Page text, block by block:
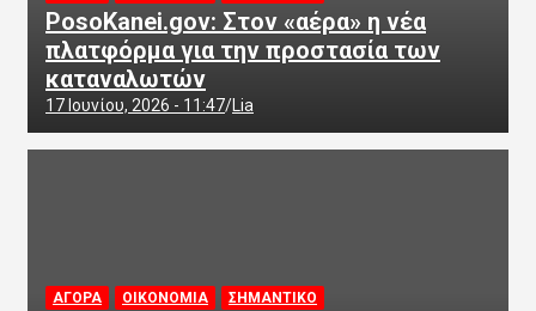
PosoKanei.gov: Στον «αέρα» η νέα
πλατφόρμα για την προστασία των
καταναλωτών
17 Ιουνίου, 2026 - 11:47 Lia
ΑΓΟΡΑ ΟΙΚΟΝΟΜΙΑ ΣΗΜΑΝΤΙΚΟ